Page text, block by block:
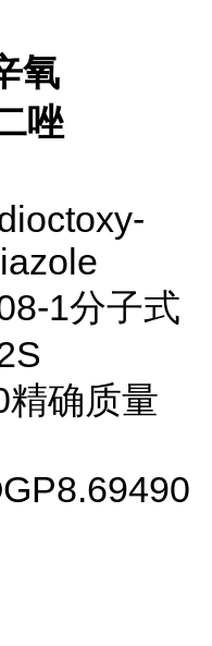
氧
唑
1分子式
精确质量
8.69490